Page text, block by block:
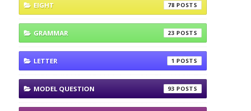
EIGHT 78
GRAMMAR 23
LETTER 1
MODEL QUESTION 93